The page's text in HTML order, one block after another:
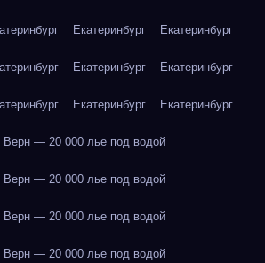
Екатеринбург Екатеринбург
Екатеринбург Екатеринбург
Екатеринбург Екатеринбург
— 20 000 лье под водой
— 20 000 лье под водой
— 20 000 лье под водой
— 20 000 лье под водой